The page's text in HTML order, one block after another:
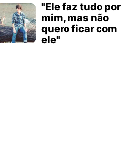
"Ele faz tudo por
mim, mas não
quero ficar com
ele"